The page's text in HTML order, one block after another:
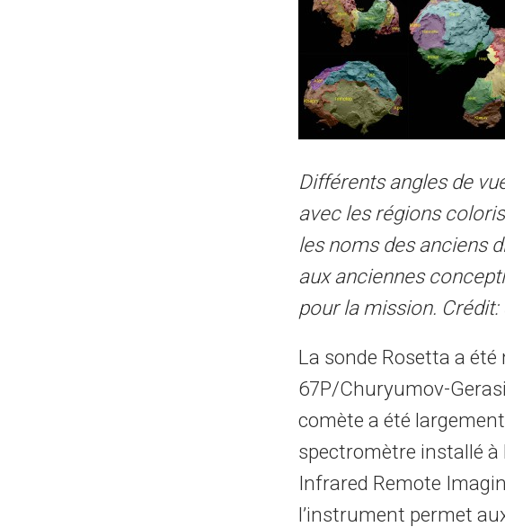
Différentsangles de
avec les régions
les noms des anciens
aux anciennes
pour la mission.
La sonde Rosetta a
67P/Churyumov-
comète a été
spectromètre installé à
Infrared Remote
l’instrument permet